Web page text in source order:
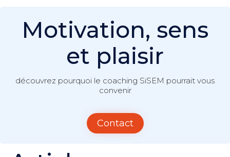
Motivation, sens
et plaisir
découvrez pourquoi le coaching SiSEM pourrait vous
convenir
Contact